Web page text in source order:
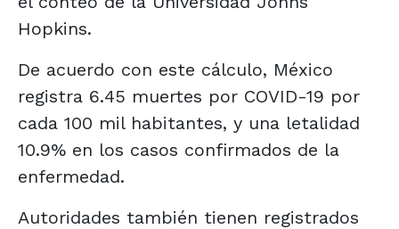
Hopkins.
De acuerdo con este cálculo, México
registra 6.45 muertes por COVID-19 por
cada 100 mil habitantes, y una letalidad
10.9% en los casos confirmados de la
enfermedad.
Autoridades también tienen registrados